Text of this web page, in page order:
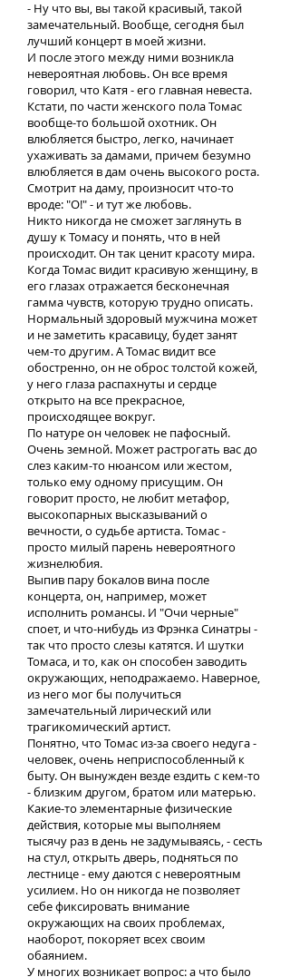
- Ну что вы, вы такой красивый, такой
замечательный. Вообще, сегодня был
лучший концерт в моей жизни.
И после этого между ними возникла
невероятная любовь. Он все время
говорил, что Катя - его главная невеста.
Кстати, по части женского пола Томас
вообще-то большой охотник. Он
влюбляется быстро, легко, начинает
ухаживать за дамами, причем безумно
влюбляется в дам очень высокого роста.
Смотрит на даму, произносит что-то
вроде: "О!" - и тут же любовь.
Никто никогда не сможет заглянуть в
душу к Томасу и понять, что в ней
происходит. Он так ценит красоту мира.
Когда Томас видит красивую женщину, в
его глазах отражается бесконечная
гамма чувств, которую трудно описать.
Нормальный здоровый мужчина может
и не заметить красавицу, будет занят
чем-то другим. А Томас видит все
обостренно, он не оброс толстой кожей,
у него глаза распахнуты и сердце
открыто на все прекрасное,
происходящее вокруг.
По натуре он человек не пафосный.
Очень земной. Может растрогать вас до
слез каким-то нюансом или жестом,
только ему одному присущим. Он
говорит просто, не любит метафор,
высокопарных высказываний о
вечности, о судьбе артиста. Томас -
просто милый парень невероятного
жизнелюбия.
Выпив пару бокалов вина после
концерта, он, например, может
исполнить романсы. И "Очи черные"
споет, и что-нибудь из Фрэнка Синатры -
так что просто слезы катятся. И шутки
Томаса, и то, как он способен заводить
окружающих, неподражаемо. Наверное,
из него мог бы получиться
замечательный лирический или
трагикомический артист.
Понятно, что Томас из-за своего недуга -
человек, очень неприспособленный к
быту. Он вынужден везде ездить с кем-то
- близким другом, братом или матерью.
Какие-то элементарные физические
действия, которые мы выполняем
тысячу раз в день не задумываясь, - сесть
на стул, открыть дверь, подняться по
лестнице - ему даются с невероятным
усилием. Но он никогда не позволяет
себе фиксировать внимание
окружающих на своих проблемах,
наоборот, покоряет всех своим
обаянием.
У многих возникает вопрос: а что было